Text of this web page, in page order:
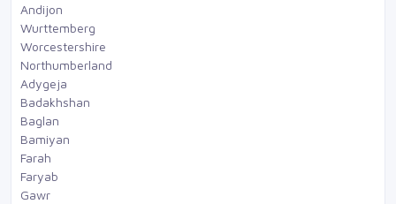
Andijon
Wurttemberg
Worcestershire
Northumberland
Adygeja
Badakhshan
Baglan
Bamiyan
Farah
Faryab
Gawr